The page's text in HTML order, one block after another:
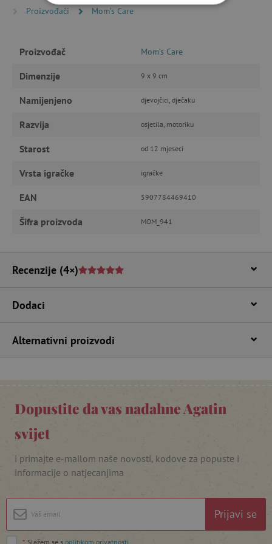
Proizvođači
Mom’s Care
Proizvođač Mom’s Care
Dimenzije 9 x 9 cm
Namijenjeno djevojčici, dječaku
Razvija osjetila, motoriku
Starost od 12 mjeseci
Vrsta igračke igračke
EAN 5907784469410
Šifra proizvoda MOM_941
Recenzije (4×)
Dodaci
Alternativni proizvodi
Dopustite da vas nadahne Agatin
svijet
i primajte e-mailom naše novosti, kodove za popuste i
informacije o natjecanjima
Prijavi se
* Slažem se s politikom privatnosti
NUŽNO POTREBNI KOLAČIĆI
Nužno potrebni kolačići
Izvedba
funkcionalnost internetske stranice, kao što su
odgovarajuće upotrebljavati bez nužno
www.agatinsvijet.hr
featureFlagIdentifier www.agatinsvijet.hr
_lb_ccc
Googleovu politiku privatnosti